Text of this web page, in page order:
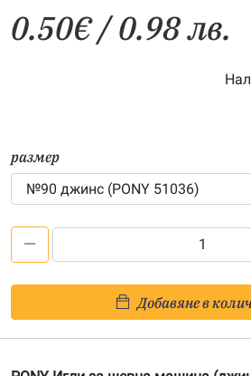
0.50€/ 0.98 лв.
размер
Игли
за
Добавяне в